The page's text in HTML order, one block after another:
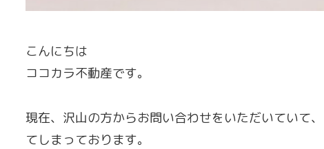
こんにちは
ココカラ不動産です。
現在、沢山の方からお問い合わせをいただいていて
てしまっております。